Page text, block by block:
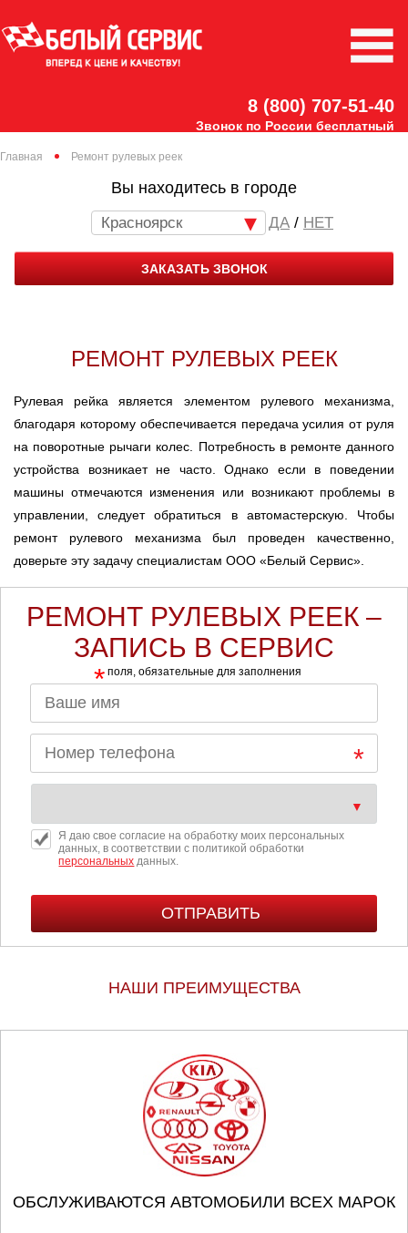
8 (800) 707-51-40
Звонок по России бесплатный
Главная Ремонт рулевых реек
Вы находитесь в городе
Красноярск / НЕТ
ЗАКАЗАТЬ ЗВОНОК
РЕМОНТ РУЛЕВЫХ РЕЕК
Рулевая рейка является элементом рулевого механизма,
благодаря которому обеспечивается передача усилия от руля
на поворотные рычаги колес. Потребность в ремонте данного
устройства возникает не часто. Однако если в поведении
машины отмечаются изменения или возникают проблемы в
управлении, следует обратиться в автомастерскую. Чтобы
ремонт рулевого механизма был проведен качественно,
доверьте эту задачу специалистам ООО «Белый Сервис».
РЕМОНТ РУЛЕВЫХ РЕЕК –
ЗАПИСЬ В СЕРВИС
* поля, обязательные для заполнения
Я даю свое согласие на обработку моих персональных
данных, в соответствии с политикой обработки
персональных данных.
НАШИ ПРЕИМУЩЕСТВА
ОБСЛУЖИВАЮТСЯ АВТОМОБИЛИ ВСЕХ МАРОК